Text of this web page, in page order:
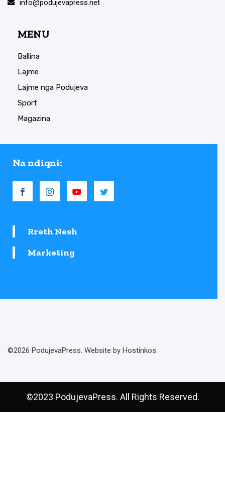
info@podujevapress.net
MENU
Ballina
Lajme
Lajme nga Podujeva
Sport
Magazina
Na ndiqni:
Rreth Nesh
Marketing
©2026 PodujevaPress. Website by Hostinkos.
©2023 PodujevaPress. All Rights Reserved.